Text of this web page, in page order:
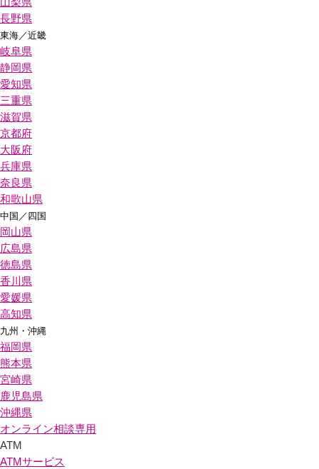
長野県
東海／近畿
岐阜県
静岡県
愛知県
三重県
滋賀県
京都府
大阪府
兵庫県
奈良県
和歌山県
中国／四国
岡山県
広島県
徳島県
香川県
愛媛県
高知県
九州・沖縄
福岡県
熊本県
宮崎県
鹿児島県
沖縄県
オンライン相談専用
ATM
ATMサービス